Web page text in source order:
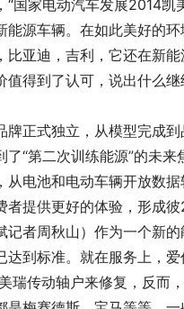
国家电动汽车发展2014凯
能源车辆。在如此美好的
比亚迪，吉利，它还在新
值得到了认可，说出什么
牌正式独立，从模型完成
了“第二次训练能源”的未
从电池和电动车辆开放数
者提供更好的体验，形成
记者周秋山）作为一个新
达到标准。就在服务上，
瑞传动轴户来修复，反而，